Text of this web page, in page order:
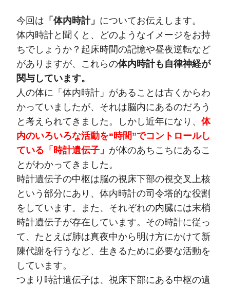
今回は 「体内時計」 についてお伝えします。
体内時計と聞くと、どのようなイメージをお持
ちでしょうか？起床時間の記憶や昼夜逆転など
がありますが、これらの体内時計も自律神経が
関与しています。
人の体に「体内時計」があることは古くからわ
かっていましたが、それは脳内にあるのだろう
と考えられてきました。しかし近年になり、 体
内のいろいろな活動を“時間”でコントロールし
ている「時計遺伝子」 が体のあちこちにあるこ
とがわかってきました。
時計遺伝子の中枢は脳の視床下部の視交叉上核
という部分にあり、体内時計の司令塔的な役割
をしています。また、それぞれの内臓には末梢
時計遺伝子が存在しています。その時計に従っ
て、たとえば肺は真夜中から明け方にかけて新
陳代謝を行うなど、生きるために必要な活動を
しています。
つまり時計遺伝子は、視床下部にある中枢の遺